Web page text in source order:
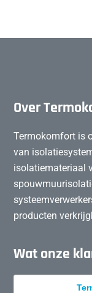
Over
Termokomfort is
van
isolatiemateriaal
producten
Wat onze